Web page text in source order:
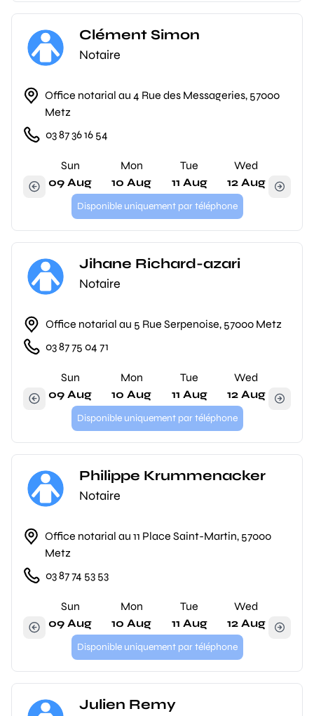
Clément Simon
Notaire
Office notarial au 4 Rue des Messageries, 57000
Metz
03 87 36 16 54
Sun
09 Aug
Mon
10 Aug
Tue
11 Aug
Wed
12 Aug
Disponible uniquement par téléphone
Jihane Richard-azari
Notaire
Office notarial au 5 Rue Serpenoise, 57000 Metz
03 87 75 04 71
Sun
09 Aug
Mon
10 Aug
Tue
11 Aug
Wed
12 Aug
Disponible uniquement par téléphone
Philippe Krummenacker
Notaire
Office notarial au 11 Place Saint-Martin, 57000
Metz
03 87 74 53 53
Sun
09 Aug
Mon
10 Aug
Tue
11 Aug
Wed
12 Aug
Disponible uniquement par téléphone
Julien Remy